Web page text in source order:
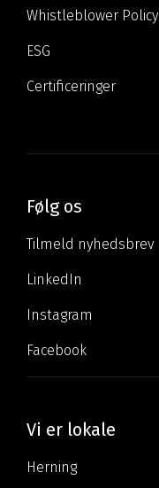
Whistleblower Policy
ESG
Certificeringer
Følg os
Tilmeld nyhedsbrev
LinkedIn
Instagram
Facebook
Vi er lokale
Herning